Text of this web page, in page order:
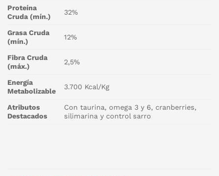
Proteína
Cruda (mín.)
32%
Grasa Cruda
(mín.)
12%
Fibra Cruda
(máx.)
2,5%
Energía
Metabolizable
3.700 Kcal/Kg
Atributos
Destacados
Con taurina, omega 3 y 6, cranberries,
silimarina y control sarro